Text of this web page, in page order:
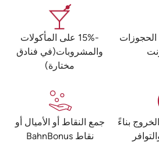
الحجوزات
-15% على المأكولات
والمشروبات(في فنادق
مختارة)
بناءً
جمع النقاط أو الأميال أو
نقاط BahnBonus